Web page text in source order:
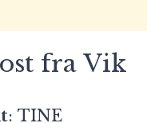
fra Vik
: TINE